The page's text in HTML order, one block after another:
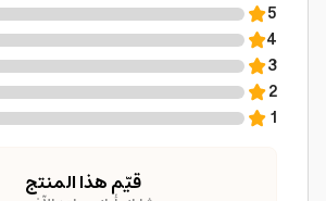
5
4
3
2
1
قيّم هذا المنتج